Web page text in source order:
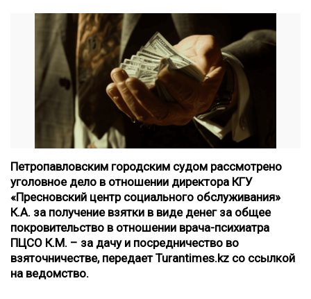
Петропавловским городским судом рассмотрено
уголовное дело в отношении директора КГУ
«Пресновский центр социального обслуживания»
К.А. за получение взятки в виде денег за общее
покровительство в отношении врача-психиатра
ПЦСО К.М. – за дачу и посредничество во
взяточничестве, передаетTurantimes.kz со ссылкой
на ведомство.